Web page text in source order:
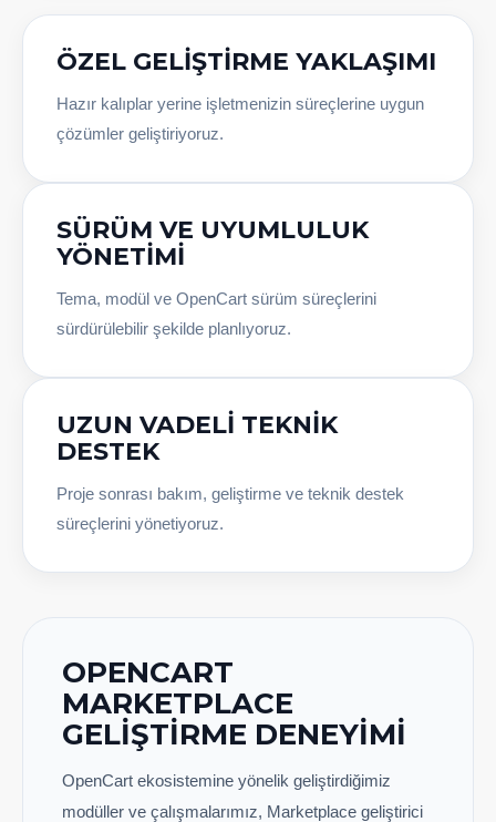
ÖZEL GELIŞTIRME YAKLAŞIMI
Hazır kalıplar yerine işletmenizin süreçlerine uygun
çözümler geliştiriyoruz.
SÜRÜM VE UYUMLULUK
YÖNETIMI
Tema, modül ve OpenCart sürüm süreçlerini
sürdürülebilir şekilde planlıyoruz.
UZUN VADELI TEKNIK
DESTEK
Proje sonrası bakım, geliştirme ve teknik destek
süreçlerini yönetiyoruz.
OPENCART
MARKETPLACE
GELIŞTIRME DENEYIMI
OpenCart ekosistemine yönelik geliştirdiğimiz
modüller ve çalışmalarımız, Marketplace geliştirici